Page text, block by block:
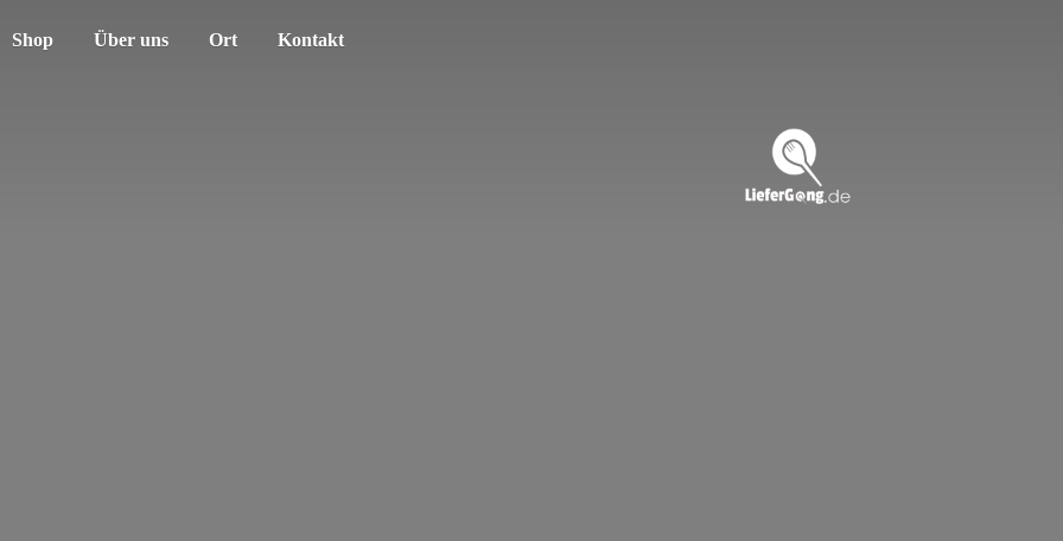
Shop Über uns Ort Kontakt